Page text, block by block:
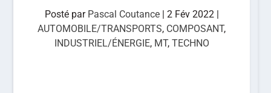
Posté par Pascal Coutance| 2 Fév 2022|
AUTOMOBILE/TRANSPORTS, COMPOSANT,
INDUSTRIEL/ÉNERGIE, MT, TECHNO